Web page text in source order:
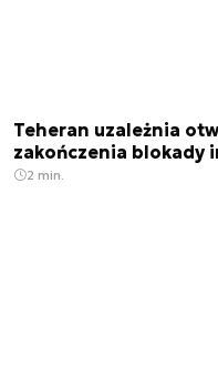
Teheran uzależnia
zakończenia blokady
2 min.